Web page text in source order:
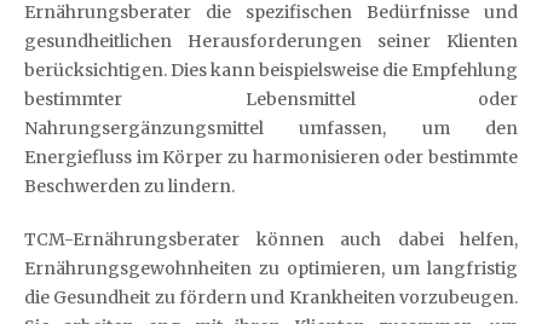
Ernährungsberater die spezifischen Bedürfnisse und
gesundheitlichen Herausforderungen seiner Klienten
berücksichtigen. Dies kann beispielsweise die Empfehlung
bestimmter Lebensmittel oder
Nahrungsergänzungsmittel umfassen, um den
Energiefluss im Körper zu harmonisieren oder bestimmte
Beschwerden zu lindern.
TCM-Ernährungsberater können auch dabei helfen,
Ernährungsgewohnheiten zu optimieren, um langfristig
die Gesundheit zu fördern und Krankheiten vorzubeugen.